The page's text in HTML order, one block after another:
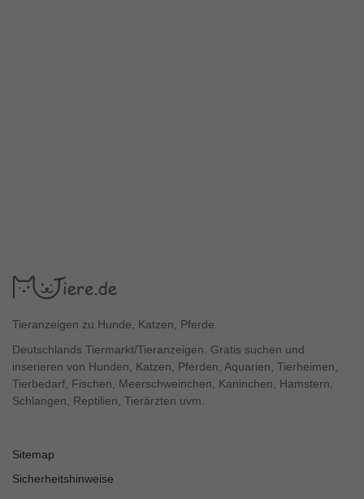
Tieranzeigen zu Hunde, Katzen, Pferde.
Deutschlands Tiermarkt/Tieranzeigen. Gratis suchen und
inserieren von Hunden, Katzen, Pferden, Aquarien, Tierheimen,
Tierbedarf, Fischen, Meerschweinchen, Kaninchen, Hamstern,
Schlangen, Reptilien, Tierärzten uvm.
Sitemap
Sicherheitshinweise